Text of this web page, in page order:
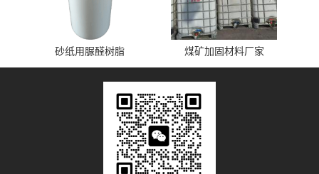
砂纸用脲醛树脂 煤矿加固材料厂家